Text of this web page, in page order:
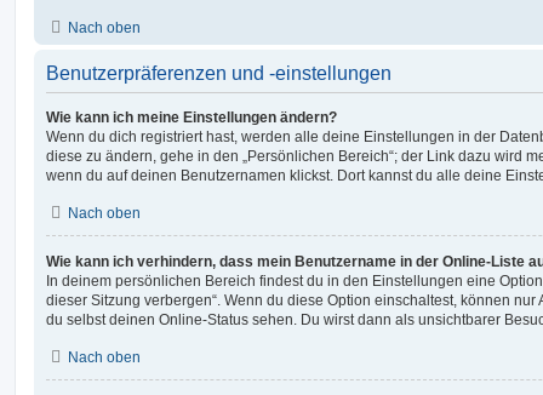
Nach oben
Benutzerpräferenzen und -einstellungen
Wie kann ich meine Einstellungen ändern?
Wenn du dich registriert hast, werden alle deine Einstellungen in der
diese zu ändern, gehe in den „Persönlichen Bereich“; der Link dazu wird
wenn du auf deinen Benutzernamen klickst. Dort kannst du alle deine
Nach oben
Wie kann ich verhindern, dass mein Benutzername in der Online-Liste
In deinem persönlichen Bereich findest du in den Einstellungen eine
dieser Sitzung verbergen“. Wenn du diese Option einschaltest, können
du selbst deinen Online-Status sehen. Du wirst dann als unsichtbarer
Nach oben